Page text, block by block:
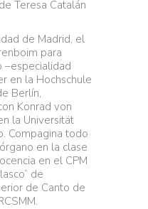
Teresa Catalán
de Madrid, el
para
–especialidad
en la Hochschule
Berlín,
Konrad von
la Universität
Compagina todo
en la clase
en el CPM
de
de Canto de